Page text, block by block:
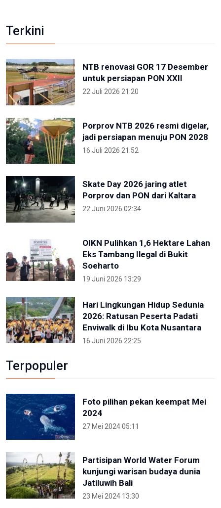
Terkini
NTB renovasi GOR 17 Desember
untuk persiapan PON XXII
22 Juli 2026 21:20
Porprov NTB 2026 resmi digelar,
jadi persiapan menuju PON 2028
16 Juli 2026 21:52
Skate Day 2026 jaring atlet
Porprov dan PON dari Kaltara
22 Juni 2026 02:34
OIKN Pulihkan 1,6 Hektare Lahan
Eks Tambang Ilegal di Bukit
Soeharto
19 Juni 2026 13:29
Hari Lingkungan Hidup Sedunia
2026: Ratusan Peserta Padati
Enviwalk di Ibu Kota Nusantara
16 Juni 2026 22:25
Terpopuler
Foto pilihan pekan keempat Mei
2024
27 Mei 2024 05:11
Partisipan World Water Forum
kunjungi warisan budaya dunia
Jatiluwih Bali
23 Mei 2024 13:30